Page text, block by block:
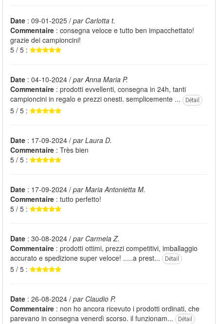
Date : 09-01-2025 / par Carlotta t.
Commentaire : consegna veloce e tutto ben impacchettato!
grazie dei campioncini!
5 / 5 :
Date : 04-10-2024 / par Anna Maria P.
Commentaire : prodotti evvellenti, consegna in 24h, tanti
campioncini in regalo e prezzi onesti. semplicemente ...
Détail
5 / 5 :
Date : 17-09-2024 / par Laura D.
Commentaire : Très bien
5 / 5 :
Date : 17-09-2024 / par Maria Antonietta M.
Commentaire : tutto perfetto!
5 / 5 :
Date : 30-08-2024 / par Carmela Z.
Commentaire : prodotti ottimi, prezzi competitivi, imballaggio
accurato e spedizione super veloce! .....a prest...
Détail
5 / 5 :
Date : 26-08-2024 / par Claudio P.
Commentaire : non ho ancora ricevuto i prodotti ordinati, che
parevano in consegna venerdì scorso. il funzionam...
Détail